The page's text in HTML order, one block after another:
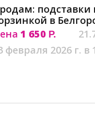
в
1 650 Р.
февраля 2026 г. в